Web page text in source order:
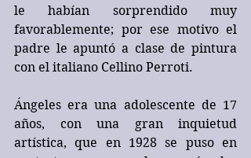
le habían sorprendido muy
favorablemente; por ese motivo el
padre le apuntó a clase de pintura
con el italiano Cellino Perroti.
Ángeles era una adolescente de 17
años, con una gran inquietud
artística, que en 1928 se puso en